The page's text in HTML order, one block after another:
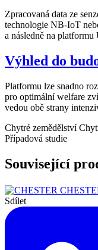
Zpracovaná data ze
technologie NB-IoT
a následně na
Výhled do
Platformu lze snadno
pro optimální welfare
vedou obě strany
Chytré zemědělství
Případová studie
Související
Sdílet